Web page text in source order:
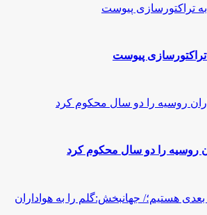
پیوست
روسیه را دو سال محکوم کرد